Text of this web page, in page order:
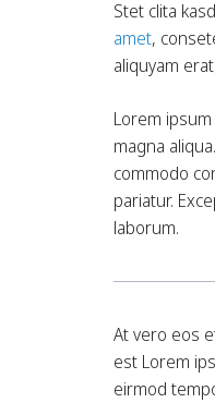
Stet clita
amet,
aliquyam
Lorem
magna
commodo
pariatur.
laborum.
At vero eos
est Lorem
eirmod